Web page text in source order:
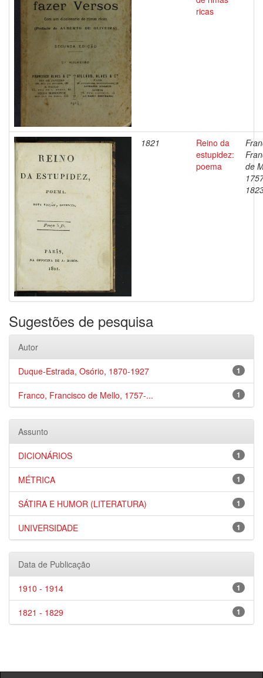
ricas
1821
Reino da
estupidez:
poema
de
Sugestões de pesquisa
Autor
1
Duque-Estrada, Osório, 1870-1927
1
Franco, Francisco de Mello, 1757-...
Assunto
1
DICIONÁRIOS
1
MÉTRICA
1
SÁTIRA E HUMOR (LITERATURA)
1
UNIVERSIDADE
Data de Publicação
1
1910 - 1914
1
1821 - 1829